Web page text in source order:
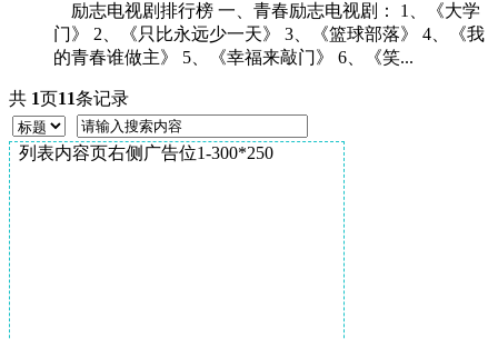
励志电视剧排行榜 一、青春励志电视剧： 1、《大学
门》 2、《只比永远少一天》 3、《篮球部落》 4、《我
的青春谁做主》 5、《幸福来敲门》 6、《笑...
共 1页11条记录
列表内容页右侧广告位1-300*250